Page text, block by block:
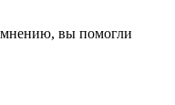
мнению, вы помогли